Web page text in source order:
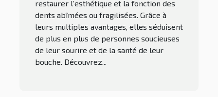
restaurer l’esthétique et la fonction des
dents abîmées ou fragilisées. Grâce à
leurs multiples avantages, elles séduisent
de plus en plus de personnes soucieuses
de leur sourire et de la santé de leur
bouche. Découvrez...